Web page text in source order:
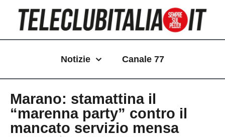
contenuto
Notizie Canale 77
Marano: stamattina il
“marenna party” contro il
mancato servizio mensa